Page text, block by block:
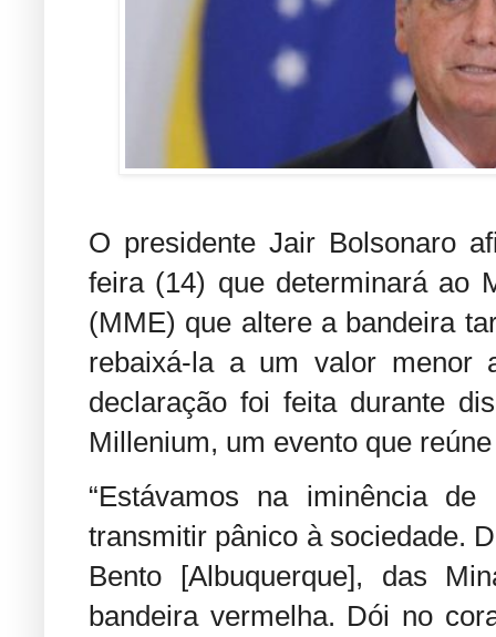
O presidente Jair Bolsonaro
feira (14) que determinará ao
(MME) que altere a bandeira
rebaixá-la a um valor
declaração foi feita durante
Millenium, um evento que
“Estávamos na iminência
transmitir pânico à sociedade.
Bento [Albuquerque], das
bandeira vermelha. Dói no